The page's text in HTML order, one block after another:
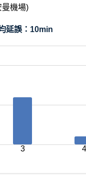
曼機場)
延誤： 10min
3 4